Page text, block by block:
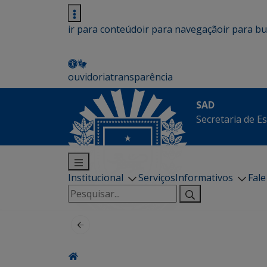
ir para conteúdoir para navegaçãoir para
ouvidoriatransparência
SAD
Secretaria de
Institucional ServiçosInformativos
Pesquisar
por: